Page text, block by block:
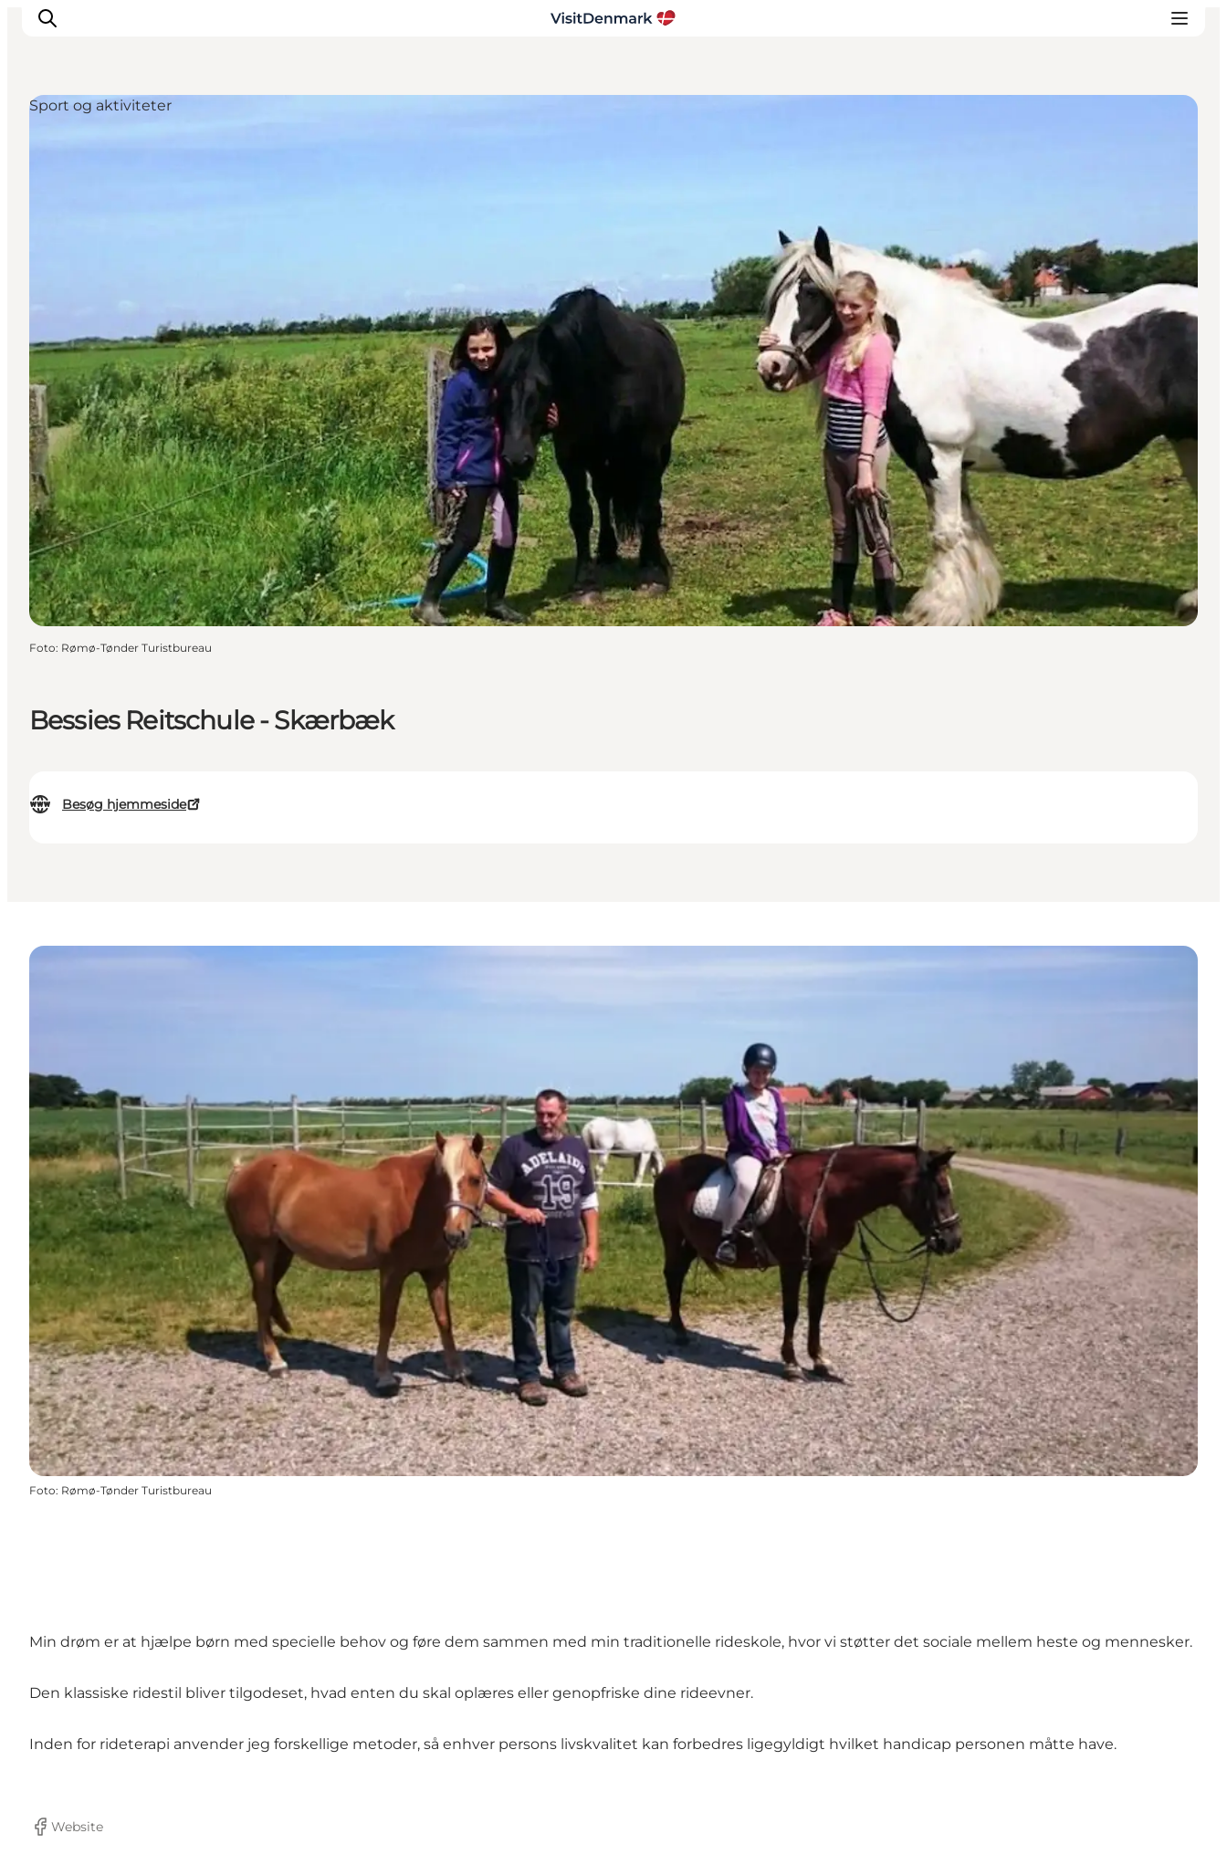
Bessies Reitschule - Skærbæk
Besøg hjemmeside
Sport og aktiviteter
Foto: Rømø-Tønder Turistbureau
Foto: Rømø-Tønder Turistbureau
Min drøm er at hjælpe børn med specielle behov og føre dem sammen med min traditionelle rideskole, hvor vi støtter det sociale mellem heste og mennesker.
Den klassiske ridestil bliver tilgodeset, hvad enten du skal oplæres eller genopfriske dine rideevner.
Inden for rideterapi anvender jeg forskellige metoder, så enhver persons livskvalitet kan forbedres ligegyldigt hvilket handicap personen måtte have.
Facebook
Website